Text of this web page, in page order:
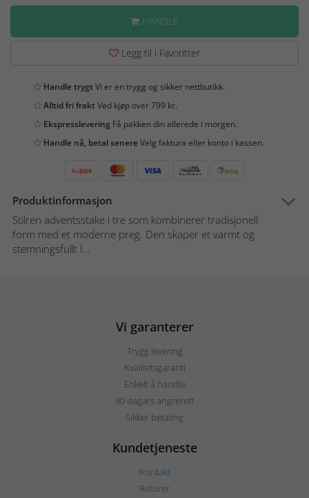
HANDLE
Legg til i Favoritter
Handle trygtVi er en trygg og sikker nettbutikk.
Alltid fri fraktVed kjøp over 799 kr.
Ekspresslevering Få pakken din allerede i morgen.
Handle nå, betal senereVelg faktura eller konto i kassen.
Produktinformasjon
Stilren adventsstake i tre som kombinerer tradisjonell
form med et moderne preg. Den skaper et varmt og
stemningsfullt l...
Vi garanterer
Trygg levering
Kvalitetsgaranti
Enkelt å handle
30 dagars angrerett
Sikker betaling
Kundetjeneste
Kontakt
Returer